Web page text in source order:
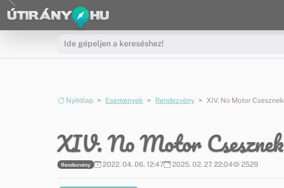
Ugrás a menüre
Ugrás a tartalomra
Nyitólap Események Rendezvény XIV. No Motor Csesznek
XIV. No Motor Csesznek
Rendezvény 2022. 04. 06. 12:47 2025. 02. 27. 22:04 2529